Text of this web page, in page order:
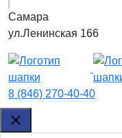
Самара
ул.Ленинская 166
8 (846) 270-40-40